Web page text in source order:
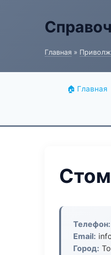
Главная »
🏠 Главная
Телефон:
Email:
Город: